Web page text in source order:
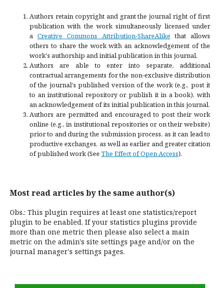
Authors retain copyright and grant the journal right of first
publication with the work simultaneously licensed under
aCreative Commons Attribution-ShareAlike that allows
others to share the work with an acknowledgement of the
work's authorship and initial publication in this journal.
Authors are able to enter into separate, additional
contractual arrangements for the non-exclusive distribution
of the journal's published version of the work (e.g., post it
to an institutional repository or publish it in a book), with
an acknowledgement of its initial publication in this journal.
Authors are permitted and encouraged to post their work
online (e.g., in institutional repositories or on their website)
prior to and during the submission process, as it can lead to
productive exchanges, as well as earlier and greater citation
of published work (See The Effect of Open Access).
Most read articles by the same author(s)
Obs.: This plugin requires at least one statistics/report
plugin to be enabled. If your statistics plugins provide
more than one metric then please also select a main
metric on the admin's site settings page and/or on the
journal manager's settings pages.